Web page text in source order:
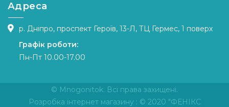
Адреса
р. Дніпро, проспект Героїв, 13-Л, ТЦ Гермес, 1 поверх
Графік роботи:
Пн-Пт 10.00-17.00
© Mnogonitok. Всі права захищені.
Розробка інтернет магазину : © 2020 "ФЕНІКС